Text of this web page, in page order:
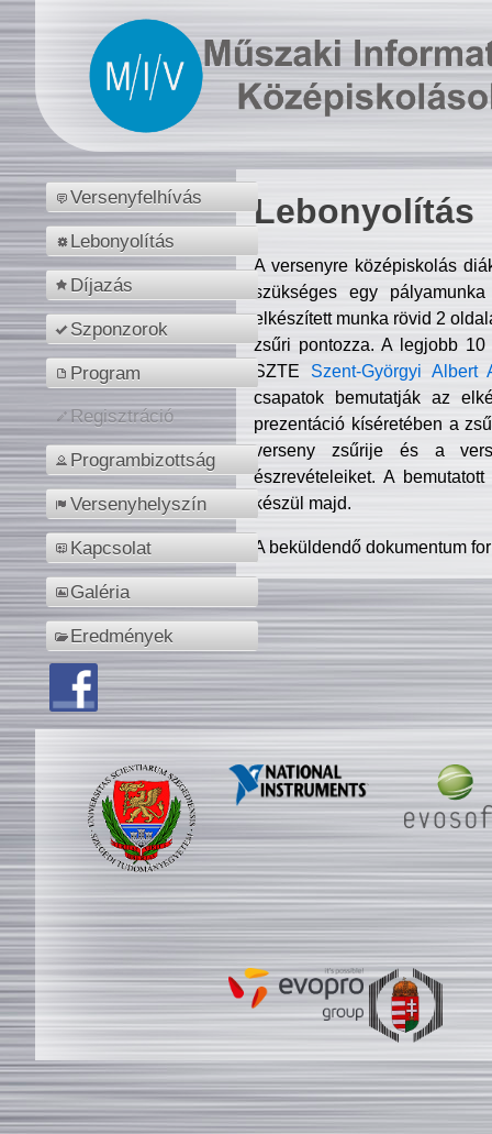
Versenyfelhívás
Lebonyolítás
Díjazás
Szponzorok
Program
Regisztráció
Programbizottság
Versenyhelyszín
Kapcsolat
Galéria
Eredmények
Lebonyolítás
A versenyre középiskolás
szükséges egy
elkészített munka rövid 2
zsűri pontozza. A legjobb
SZTE Szent-Györgyi Albert
csapatok bemutatják az
prezentáció kíséretében a
verseny zsűrije és a
észrevételeiket. A
készül majd.
A beküldendő dokumentum